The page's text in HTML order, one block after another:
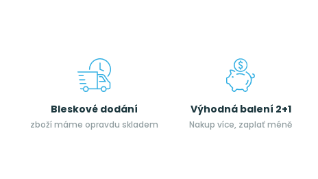
Bleskové dodání
zboží máme opravdu skladem
Výhodná balení 2+1
Nakup více, zaplať méně